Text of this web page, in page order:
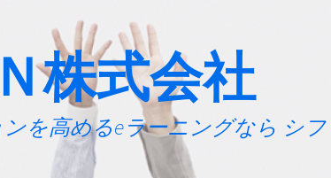
株式会社
を高めるeラーニングなら シ